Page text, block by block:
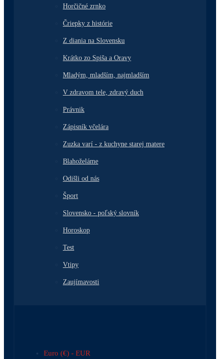
Horčičné zrnko
Čriepky z histórie
Z diania na Slovensku
Krátko zo Spiša a Oravy
Mladým, mladším, najmladším
V zdravom tele, zdravý duch
Právnik
Zápisník včelára
Zuzka varí - z kuchyne starej matere
Blahoželáme
Odišli od nás
Šport
Slovensko - poľský slovník
Horoskop
Test
Vtipy
Zaujímavosti
Euro (€) - EUR